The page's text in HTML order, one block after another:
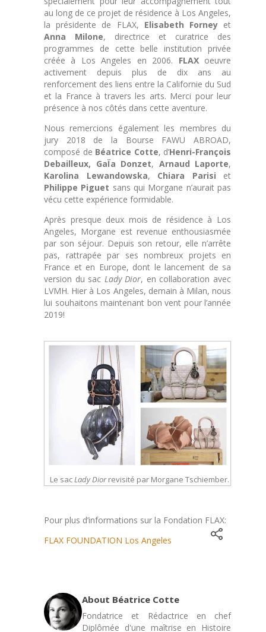
au long de ce projet de résidence à Los Angeles,
la présidente de FLAX, Elisabeth Forneyet
Anna Milone, directrice et curatrice des
programmes de cette belle institution privée
créée à Los Angeles en 2006. FLAXoeuvre
activement depuis plus de dix ans au
renforcement des liens entre la Californie du Sud
et la France à travers les arts. Merci pour leur
présence à nos côtés dans cette aventure.
Nous remercions également les membres du
jury 2018 de la Bourse FAWU ABROAD,
composé de Béatrice Cotte, d’Henri-François
Debailleux, GaÏa Donzet, Arnaud Laporte,
Karolina Lewandowska, Chiara Parisi et
Philippe Piguet sans qui Morgane n’aurait pas
vécu cette expérience formidable.
Après presque deux mois de résidence à Los
Angeles, Morgane est revenue enthousiasmée
par son séjour. Depuis son retour, elle n’arrête
pas, rattrapée par ses nombreux projets en
France et en Europe, dont le lancement de sa
version du sac Lady Dior, en collaboration avec
LVMH. Hier à Los Angeles, demain à Milan, nous
lui souhaitons maintenant bon vent pour l’année
2019!
Le sacLady Diorrevisité par Morgane Tschiember.
Pour plus d’informations sur la Fondation FLAX:
FLAX FOUNDATION Los Angeles
About Béatrice Cotte
Fondatrice et Rédactrice en chef
Diplômée d'une maîtrise en Histoire